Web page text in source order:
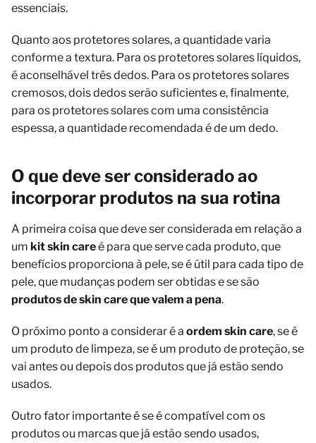
essenciais.
Quanto aos protetores solares, a quantidade varia
conforme a textura. Para os protetores solares líquidos,
é aconselhável três dedos. Para os protetores solares
cremosos, dois dedos serão suficientes e, finalmente,
para os protetores solares com uma consistência
espessa, a quantidade recomendada é de um dedo.
O que deve ser considerado ao
incorporar produtos na sua rotina
A primeira coisa que deve ser considerada em relação a
um kit skin careé para que serve cada produto, que
benefícios proporciona à pele, se é útil para cada tipo de
pele, que mudanças podem ser obtidas e se são
produtos de skin care que valem a pena.
O próximo ponto a considerar é a ordem skin care, se é
um produto de limpeza, se é um produto de proteção, se
vai antes ou depois dos produtos que já estão sendo
usados.
Outro fator importante é se é compatível com os
produtos ou marcas que já estão sendo usados,